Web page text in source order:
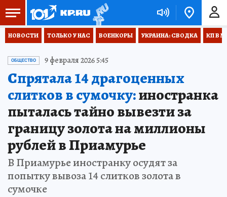
НОВОСТИ ТОЛЬКО У НАС ВОЕНКОРЫ УКРАИНА: СВОДКА КП В
ОБЩЕСТВО 9 февраля 2026 5:45
Спрятала 14 драгоценных
слитков в сумочку:иностранка
пыталась тайно вывезти за
границу золота на миллионы
рублей в Приамурье
В Приамурье иностранку осудят за
попытку вывоза 14 слитков золота в
сумочке